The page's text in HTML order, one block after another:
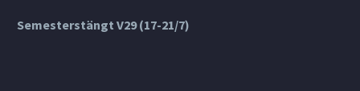
Semesterstängt V29 (17-21/7)